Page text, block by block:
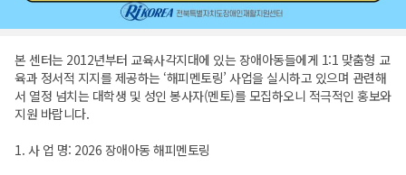
본 센터는 2012년부터 교육사각지대에 있는 장애아동들에게 1:1 맞춤형 교
육과 정서적 지지를 제공하는 ‘해피멘토링’ 사업을 실시하고 있으며 관련해
서 열정 넘치는 대학생 및 성인 봉사자(멘토)를 모집하오니 적극적인 홍보와
지원 바랍니다.
1. 사 업 명: 2026 장애아동 해피멘토링